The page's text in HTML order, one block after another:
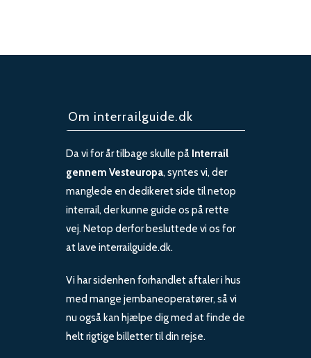
Om interrailguide.dk
Da vi for år tilbage skulle på Interrail
gennem Vesteuropa, syntes vi, der
manglede en dedikeret side til netop
interrail, der kunne guide os på rette
vej. Netop derfor besluttede vi os for
at lave interrailguide.dk.
Vi har sidenhen forhandlet aftaler i hus
med mange jernbaneoperatører, så vi
nu også kan hjælpe dig med at finde de
helt rigtige billetter til din rejse.